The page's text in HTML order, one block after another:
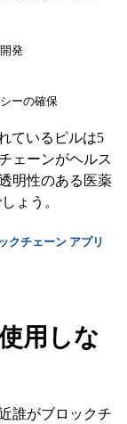
発
ーの確保
ているピルは5
ェーンがヘルス
明性のある医薬
ょう。
クチェーン アプリ
用しな
誰がブロックチ